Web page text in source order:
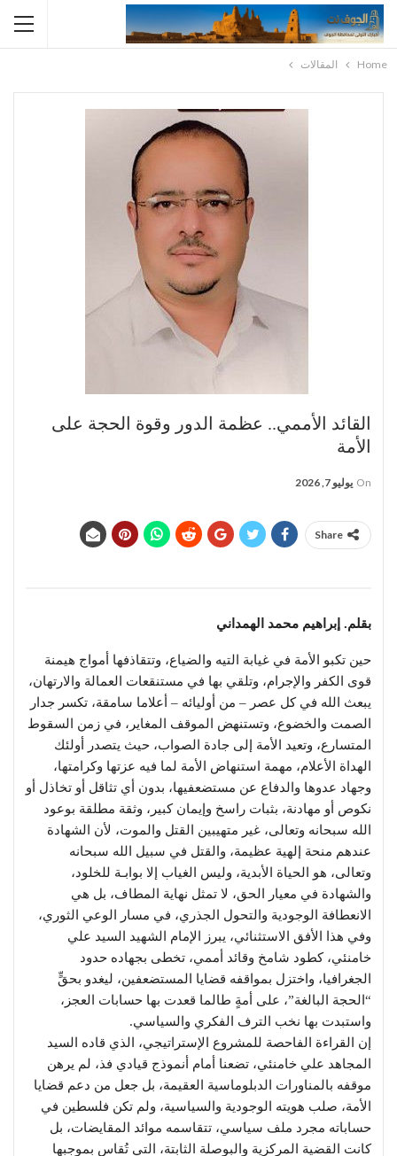
Home المقالات
القائد الأممي.. عظمة الدور وقوة الحجة على
الأمة
On يوليو 7, 2026
Share
بقلم. إبراهيم محمد الهمداني
حين تكبو الأمة في غيابة التيه والضياع، وتتقاذفها أمواج هيمنة
قوى الكفر والإجرام، وتلقي بها في مستنقعات العمالة والارتهان،
يبعث الله في كل عصر – من أوليائه – أعلاما سامقة، تكسر جدار
الصمت والخضوع، وتستنهض الموقف المغاير، في زمن السقوط
المتسارع، وتعيد الأمة إلى جادة الصواب، حيث يتصدر أولئك
الهداة الأعلام، مهمة استنهاض الأمة لما فيه عزتها وكرامتها،
وجهاد عدوها والدفاع عن مستضعفيها، بدون أي تثاقل أو تخاذل أو
نكوص أو مهادنة، بثبات راسخ وإيمان كبير، وثقة مطلقة بوعود
الله سبحانه وتعالى، غير متهيبين القتل والموت، لأن الشهادة
عندهم منحة إلهية عظيمة، والقتل في سبيل الله سبحانه
وتعالى، هو الحياة الأبدية، وليس الغياب إلا بوابـة للخلود،
والشهادة في معيار الحق، لا تمثل نهاية المطاف، بل هي
الانعطافة الوجودية والتحول الجذري، في مسار الوعي الثوري،
وفي هذا الأفق الاستثنائي، يبرز الإمام الشهيد السيد علي
خامنئي، كطود شامخ وقائد أممي، تخطى بجهاده حدود
الجغرافيا، واختزل بمواقفه قضايا المستضعفين، ليغدو بحقٍّ
“الحجة البالغة”، على أمةٍ طالما قعدت بها حسابات العجز،
واستبدت بها نخب الترف الفكري والسياسي.
إن القراءة الفاحصة للمشروع الإستراتيجي، الذي قاده السيد
المجاهد علي خامنئي، تضعنا أمام أنموذج قيادي فذ، لم يرهن
موقفه بالمناورات الدبلوماسية العقيمة، بل جعل من دعم قضايا
الأمة، صلب هويته الوجودية والسياسية، ولم تكن فلسطين في
حساباته مجرد ملف سياسي، تتقاسمه موائد المقايضات، بل
كانت القضية المركزية والبوصلة الثابتة، التي تُقاس بموجبها